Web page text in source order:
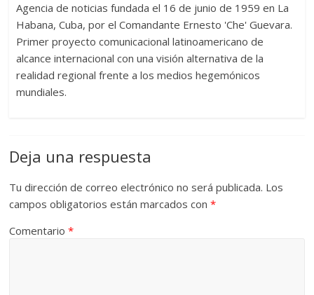
Agencia de noticias fundada el 16 de junio de 1959 en La
Habana, Cuba, por el Comandante Ernesto 'Che' Guevara.
Primer proyecto comunicacional latinoamericano de
alcance internacional con una visión alternativa de la
realidad regional frente a los medios hegemónicos
mundiales.
Deja una respuesta
Tu dirección de correo electrónico no será publicada. Los
campos obligatorios están marcados con*
Comentario*